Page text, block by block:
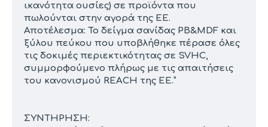
ικανότητα ουσίες) σε προϊόντα που
πωλούνται στην αγορά της ΕΕ.
Αποτέλεσμα: Το δείγμα σανίδας PB&MDF και
ξύλου πεύκου που υποβλήθηκε πέρασε όλες
τις δοκιμές περιεκτικότητας σε SVHC,
συμμορφούμενο πλήρως με τις απαιτήσεις
του κανονισμού REACH της ΕΕ.”
ΣΥΝΤΗΡΗΣΗ: